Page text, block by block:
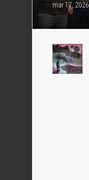
mar 17, 2026